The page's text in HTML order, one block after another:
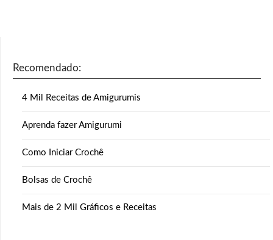
Recomendado:
4 Mil Receitas de Amigurumis
Aprenda fazer Amigurumi
Como Iniciar Crochê
Bolsas de Crochê
Mais de 2 Mil Gráficos e Receitas